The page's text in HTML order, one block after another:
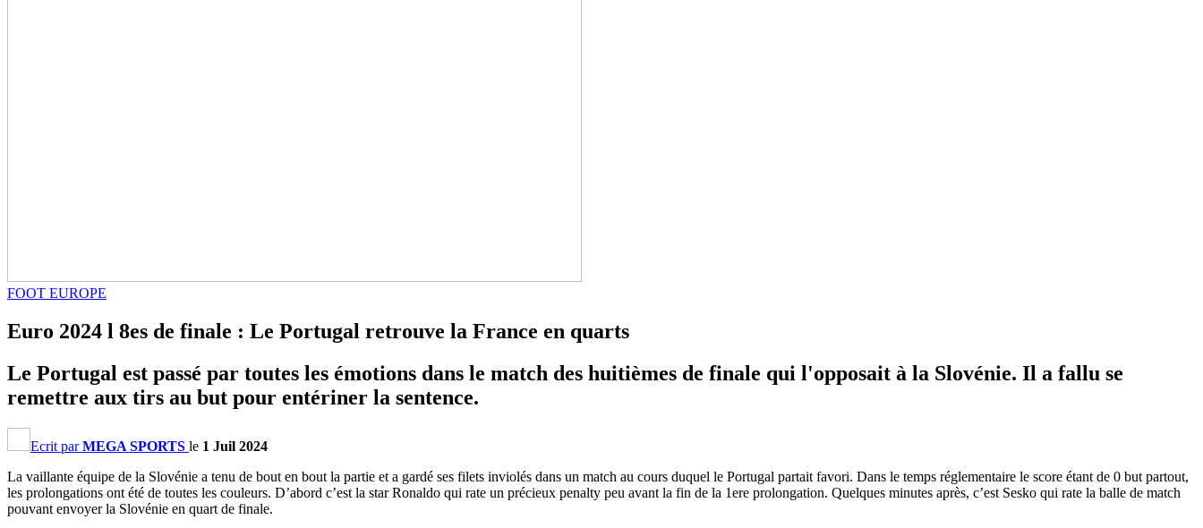
FOOT EUROPE
Euro 2024 l 8es de finale : Le Portugal retrouve la France en quarts
Le Portugal est passé par toutes les émotions dans le match des huitièmes de finale qui l'opposait à la Slovénie. Il a fallu se
remettre aux tirs au but pour entériner la sentence.
Ecrit parMEGA SPORTS le 1 Juil 2024
La vaillante équipe de la Slovénie a tenu de bout en bout la partie et a gardé ses filets inviolés dans un match au cours duquel le Portugal partait favori. Dans le temps réglementaire le score étant de 0 but partout,
les prolongations ont été de toutes les couleurs. D’abord c’est la star Ronaldo qui rate un précieux penalty peu avant la fin de la 1ere prolongation. Quelques minutes après, c’est Sesko qui rate la balle de match
pouvant envoyer la Slovénie en quart de finale.